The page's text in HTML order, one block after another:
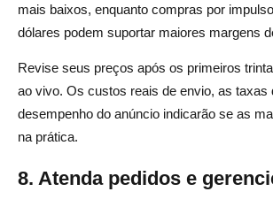
mais baixos, enquanto compras por
dólares podem suportar maiores margens
Revise seus preços após os primeiros
ao vivo. Os custos reais de envio, as taxas
desempenho do anúncio indicarão se as
na prática.
8. Atenda pedidos e